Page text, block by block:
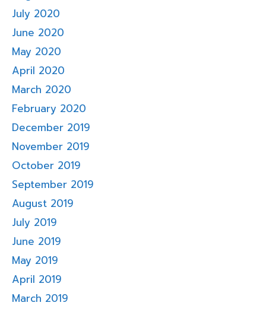
July 2020
June 2020
May 2020
April 2020
March 2020
February 2020
December 2019
November 2019
October 2019
September 2019
August 2019
July 2019
June 2019
May 2019
April 2019
March 2019